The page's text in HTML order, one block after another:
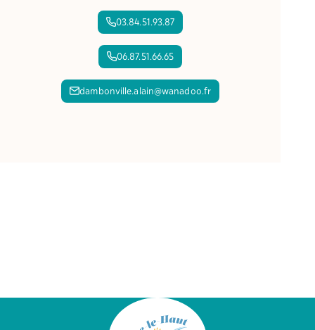
03.84.51.93.87
06.87.51.66.65
dambonville.alain@wanadoo.fr